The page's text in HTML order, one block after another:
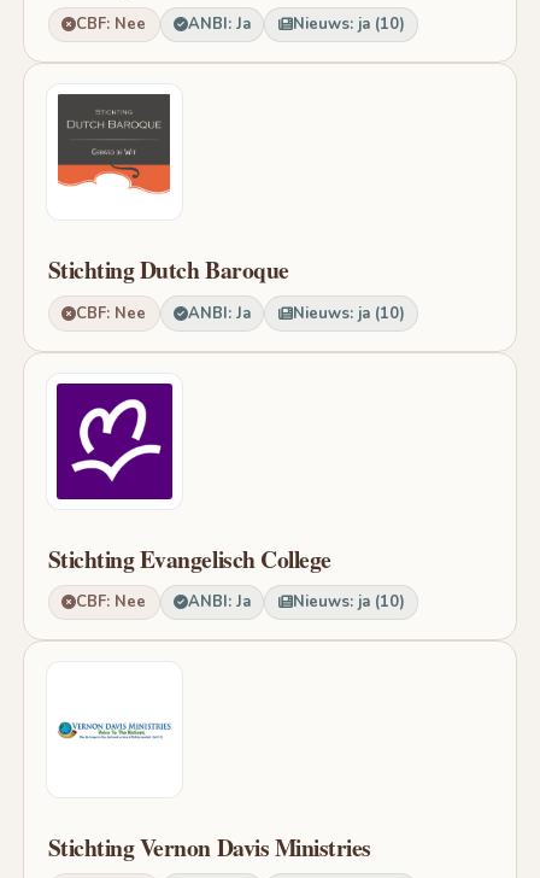
CBF: Nee ANBI: Ja Nieuws: ja (10)
Stichting Dutch Baroque
CBF: Nee ANBI: Ja Nieuws: ja (10)
Stichting Evangelisch College
CBF: Nee ANBI: Ja Nieuws: ja (10)
Stichting Vernon Davis Ministries